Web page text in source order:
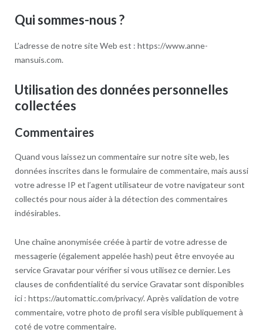
Qui sommes-nous ?
L’adresse de notre site Web est : https://www.anne-
mansuis.com.
Utilisation des données personnelles
collectées
Commentaires
Quand vous laissez un commentaire sur notre site web, les
données inscrites dans le formulaire de commentaire, mais aussi
votre adresse IP et l’agent utilisateur de votre navigateur sont
collectés pour nous aider à la détection des commentaires
indésirables.
Une chaîne anonymisée créée à partir de votre adresse de
messagerie (également appelée hash) peut être envoyée au
service Gravatar pour vérifier si vous utilisez ce dernier. Les
clauses de confidentialité du service Gravatar sont disponibles
ici : https://automattic.com/privacy/. Après validation de votre
commentaire, votre photo de profil sera visible publiquement à
coté de votre commentaire.